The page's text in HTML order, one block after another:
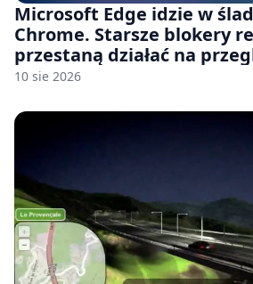
Microsoft Edge idzie w
Chrome. Starsze blokery
przestaną działać na
10 sie 2026